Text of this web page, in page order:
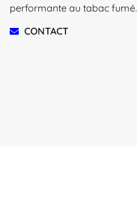
performante au tabac fumé.
CONTACT